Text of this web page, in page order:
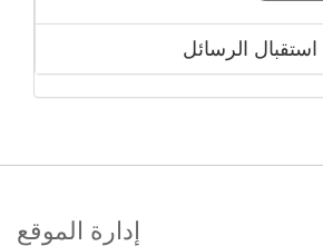
استقبال الرسائل
إدارة الموقع